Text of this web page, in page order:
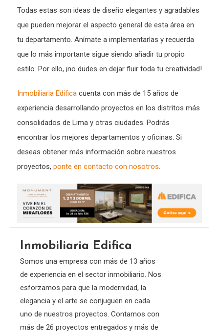
Todas estas son ideas de diseño elegantes y agradables
que pueden mejorar el aspecto general de esta área en
tu departamento. Anímate a implementarlas y recuerda
que lo más importante sigue siendo añadir tu propio
estilo. Por ello, ¡no dudes en dejar fluir toda tu creatividad!
Inmobiliaria Edifica cuenta con más de 15 años de
experiencia desarrollando proyectos en los distritos más
consolidados de Lima y otras ciudades. Podrás
encontrar los mejores departamentos y oficinas. Si
deseas obtener más información sobre nuestros
proyectos, ponte en contacto con nosotros.
Inmobiliaria Edifica
Somos una empresa con más de 13 años
de experiencia en el sector inmobiliario. Nos
esforzamos para que la modernidad, la
elegancia y el arte se conjuguen en cada
uno de nuestros proyectos. Contamos con
más de 26 proyectos entregados y más de